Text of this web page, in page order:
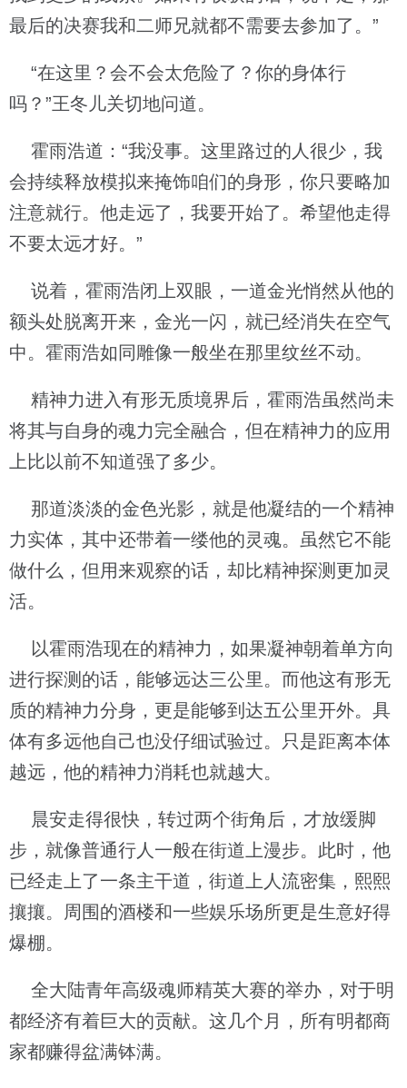
最后的决赛我和二师兄就都不需要去参加了。”
“在这里？会不会太危险了？你的身体行
吗？”王冬儿关切地问道。
霍雨浩道：“我没事。这里路过的人很少，我
会持续释放模拟来掩饰咱们的身形，你只要略加
注意就行。他走远了，我要开始了。希望他走得
不要太远才好。”
说着，霍雨浩闭上双眼，一道金光悄然从他的
额头处脱离开来，金光一闪，就已经消失在空气
中。霍雨浩如同雕像一般坐在那里纹丝不动。
精神力进入有形无质境界后，霍雨浩虽然尚未
将其与自身的魂力完全融合，但在精神力的应用
上比以前不知道强了多少。
那道淡淡的金色光影，就是他凝结的一个精神
力实体，其中还带着一缕他的灵魂。虽然它不能
做什么，但用来观察的话，却比精神探测更加灵
活。
以霍雨浩现在的精神力，如果凝神朝着单方向
进行探测的话，能够远达三公里。而他这有形无
质的精神力分身，更是能够到达五公里开外。具
体有多远他自己也没仔细试验过。只是距离本体
越远，他的精神力消耗也就越大。
晨安走得很快，转过两个街角后，才放缓脚
步，就像普通行人一般在街道上漫步。此时，他
已经走上了一条主干道，街道上人流密集，熙熙
攘攘。周围的酒楼和一些娱乐场所更是生意好得
爆棚。
全大陆青年高级魂师精英大赛的举办，对于明
都经济有着巨大的贡献。这几个月，所有明都商
家都赚得盆满钵满。